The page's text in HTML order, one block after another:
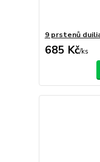
9 prstenů
685 Kč/ks